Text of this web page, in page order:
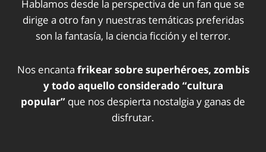
Hablamos desde la perspectiva de un fan que se
dirige a otro fan y nuestras temáticas preferidas
son la fantasía, la ciencia ficción y el terror.
Nos encanta frikear sobre superhéroes, zombis
y todo aquello considerado “cultura
popular” que nos despierta nostalgia y ganas de
disfrutar.